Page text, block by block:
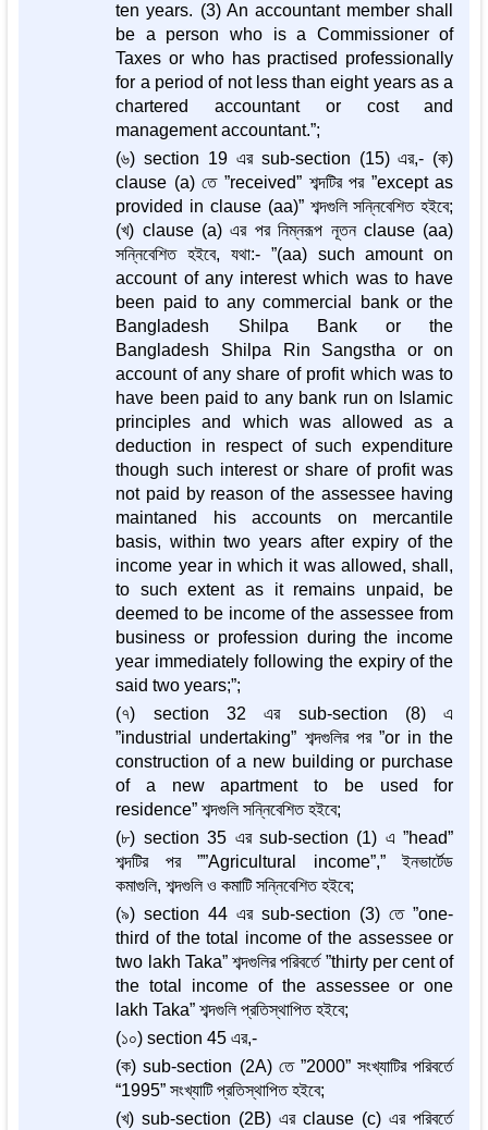
ten years. (3) An accountant member shall
be a person who is a Commissioner of
Taxes or who has practised professionally
for a period of not less than eight years as a
chartered accountant or cost and
management accountant.”;
(৬) section 19 এর sub-section (15) এর,- (ক)
clause (a) তে ”received” শব্দটির পর ”except as
provided in clause (aa)” শব্দগুলি সন্নিবেশিত হইবে;
(খ) clause (a) এর পর নিম্নরূপ নূতন clause (aa)
সন্নিবেশিত হইবে, যথা:- ”(aa) such amount on
account of any interest which was to have
been paid to any commercial bank or the
Bangladesh Shilpa Bank or the
Bangladesh Shilpa Rin Sangstha or on
account of any share of profit which was to
have been paid to any bank run on Islamic
principles and which was allowed as a
deduction in respect of such expenditure
though such interest or share of profit was
not paid by reason of the assessee having
maintaned his accounts on mercantile
basis, within two years after expiry of the
income year in which it was allowed, shall,
to such extent as it remains unpaid, be
deemed to be income of the assessee from
business or profession during the income
year immediately following the expiry of the
said two years;”;
(৭) section 32 এর sub-section (8) এ
”industrial undertaking” শব্দগুলির পর ”or in the
construction of a new building or purchase
of a new apartment to be used for
residence” শব্দগুলি সন্নিবেশিত হইবে;
(৮) section 35 এর sub-section (1) এ ”head”
শব্দটির পর ””Agricultural income”,” ইনভার্টেড
কমাগুলি, শব্দগুলি ও কমাটি সন্নিবেশিত হইবে;
(৯) section 44 এর sub-section (3) তে ”one-
third of the total income of the assessee or
two lakh Taka” শব্দগুলির পরিবর্তে ”thirty per cent of
the total income of the assessee or one
lakh Taka” শব্দগুলি প্রতিস্থাপিত হইবে;
(১০) section 45 এর,-
(ক) sub-section (2A) তে ”2000” সংখ্যাটির পরিবর্তে
“1995” সংখ্যাটি প্রতিস্থাপিত হইবে;
(খ) sub-section (2B) এর clause (c) এর পরিবর্তে